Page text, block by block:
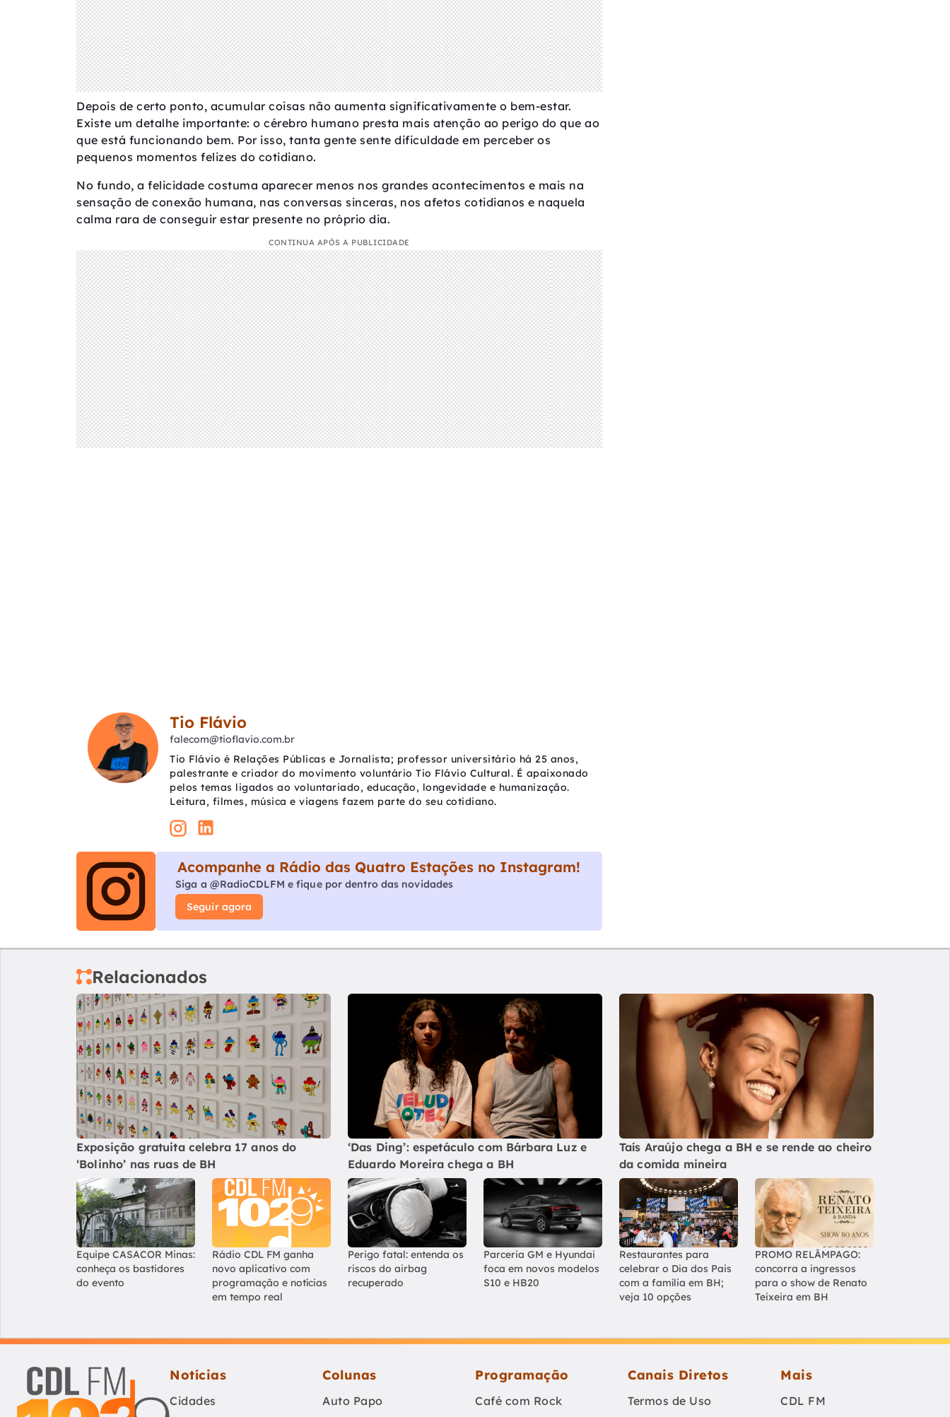
Depois de certo ponto, acumular coisas não aumenta significativamente o bem-estar.
Existe um detalhe importante: o cérebro humano presta mais atenção ao perigo do que ao
que está funcionando bem. Por isso, tanta gente sente dificuldade em perceber os
pequenos momentos felizes do cotidiano.
No fundo, a felicidade costuma aparecer menos nos grandes acontecimentos e mais na
sensação de conexão humana, nas conversas sinceras, nos afetos cotidianos e naquela
calma rara de conseguir estar presente no próprio dia.
CONTINUA APÓS A PUBLICIDADE
Tio Flávio
falecom@tioflavio.com.br
Tio Flávio é Relações Públicas e Jornalista; professor universitário há 25 anos,
palestrante e criador do movimento voluntário Tio Flávio Cultural. É apaixonado
pelos temas ligados ao voluntariado, educação, longevidade e humanização.
Leitura, filmes, música e viagens fazem parte do seu cotidiano.
Acompanhe a Rádio das Quatro Estações no Instagram!
Siga a @RadioCDLFM e fique por dentro das novidades
Seguir agora
Relacionados
Exposição gratuita celebra 17 anos do
‘Bolinho’ nas ruas de BH
‘Das Ding’: espetáculo com Bárbara Luz e
Eduardo Moreira chega a BH
Taís Araújo chega a BH e se rende ao cheiro
da comida mineira
Equipe CASACOR Minas:
conheça os bastidores
do evento
Rádio CDL FM ganha
novo aplicativo com
programação e notícias
em tempo real
Perigo fatal: entenda os
riscos do airbag
recuperado
Parceria GM e Hyundai
foca em novos modelos
S10 e HB20
Restaurantes para
celebrar o Dia dos Pais
com a família em BH;
veja 10 opções
PROMO RELÂMPAGO:
concorra a ingressos
para o show de Renato
Teixeira em BH
Notícias
Cidades
Colunas
Auto Papo
Programação
Café com Rock
Canais Diretos
Termos de Uso
Mais
CDL FM